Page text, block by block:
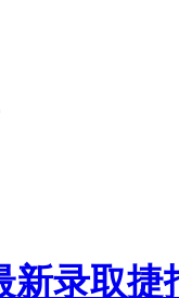
新录取捷